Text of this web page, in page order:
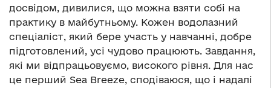
досвідом, дивилися, що можна взяти собі на
практику в майбутньому. Кожен водолазний
спеціаліст, який бере участь у навчанні, добре
підготовлений, усі чудово працюють. Завдання,
які ми відпрацьовуємо, високого рівня. Для нас
це перший Sea Breeze, сподіваюся, що і надалі